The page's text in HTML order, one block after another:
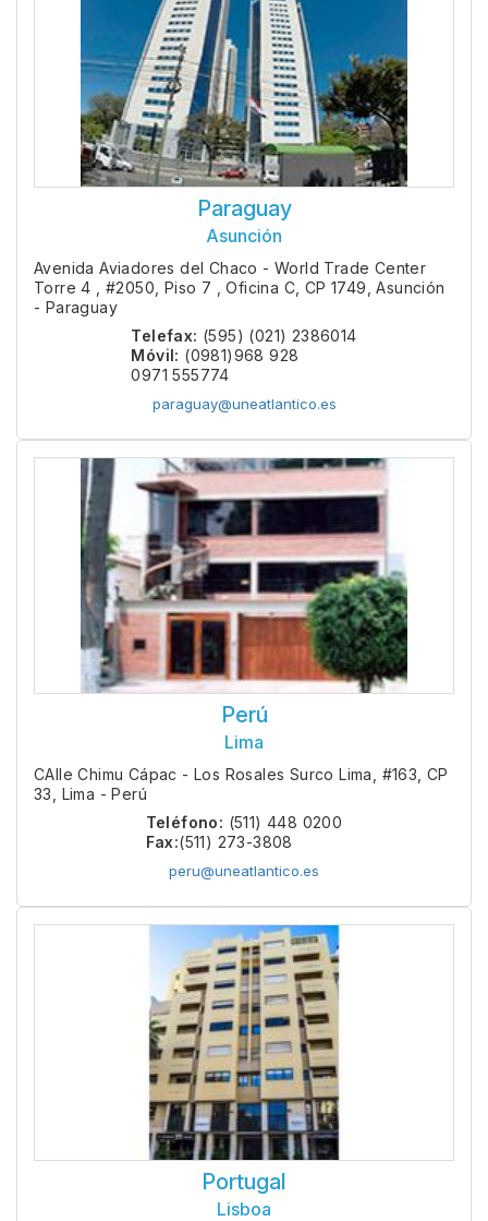
Paraguay
Asunción
Avenida Aviadores del Chaco - World Trade Center
Torre 4 , #2050, Piso 7 , Oficina C, CP 1749, Asunción
- Paraguay
Telefax: (595) (021) 2386014
Móvil: (0981)968 928
0971 555774
paraguay@uneatlantico.es
Perú
Lima
CAlle Chimu Cápac - Los Rosales Surco Lima, #163, CP
33, Lima - Perú
Teléfono: (511) 448 0200
Fax:(511) 273-3808
peru@uneatlantico.es
Portugal
Lisboa